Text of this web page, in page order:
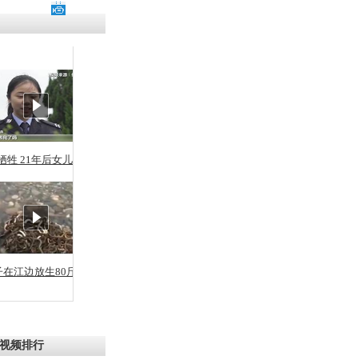
牲 21年后女儿从警
江边放生80斤蛇
频排行